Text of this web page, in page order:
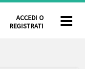
ACCEDI O
REGISTRATI